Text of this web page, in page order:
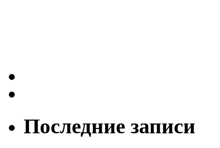
Последние записи